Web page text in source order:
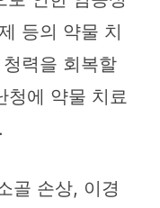
등의 약물 치
력을 회복할
청에 약물 치료
골 손상, 이경